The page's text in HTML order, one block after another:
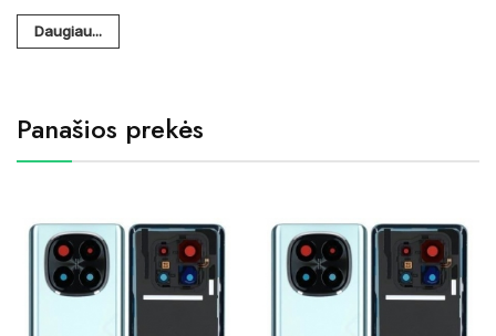
Daugiau...
Panašios prekės